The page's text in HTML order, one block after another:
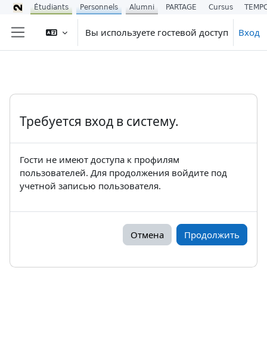
Перейти к основному содержанию
Боковая панель
Вы используете гостевой доступ Вход
Требуется вход в систему.
Гости не имеют доступа к профилям
пользователей. Для продолжения войдите под
учетной записью пользователя.
Отмена Продолжить
Étudiants Personnels Alumni PARTAGE Cursus